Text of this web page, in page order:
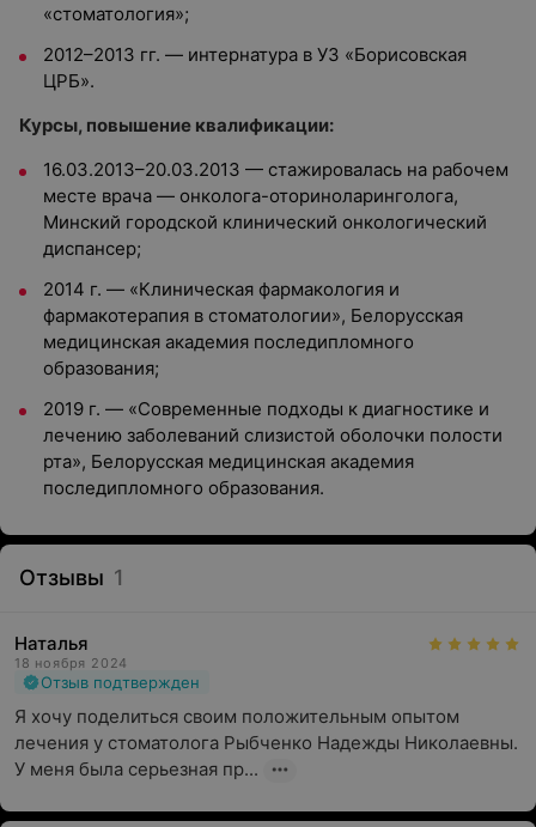
«стоматология»;
2012–2013 гг. — интернатура в УЗ «Борисовская
ЦРБ».
Курсы, повышение квалификации:
16.03.2013–20.03.2013 — стажировалась на рабочем
месте врача — онколога-оториноларинголога,
Минский городской клинический онкологический
диспансер;
2014 г. — «Клиническая фармакология и
фармакотерапия в стоматологии», Белорусская
медицинская академия последипломного
образования;
2019 г. — «Современные подходы к диагностике и
лечению заболеваний слизистой оболочки полости
рта», Белорусская медицинская академия
последипломного образования.
Отзывы 1
Наталья
18 ноября 2024
Отзыв подтвержден
Я хочу поделиться своим положительным опытом
лечения у стоматолога Рыбченко Надежды Николаевны.
У меня была серьезная пр...